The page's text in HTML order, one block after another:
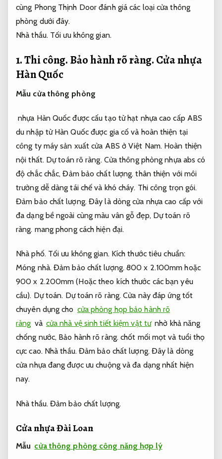
cùng Phong Thịnh Door đánh giá các loại cửa thông
phòng dưới đây.
Nhà thầu. Tối ưu không gian.
1.Thi công.Bảo hành rõ ràng.Cửa nhựa
Hàn Quốc
Mẫu cửa thông phòng
nhựa Hàn Quốc được cấu tạo từ hạt nhựa cao cấp ABS
du nhập từ Hàn Quốc được gia cố và hoàn thiện tại
công ty máy sản xuất cửa ABS ở Việt Nam. Hoàn thiện
nội thất. Dự toán rõ ràng.Cửa thông phòng nhựa abs có
độ chắc chắc,Đảm bảo chất lượng. thân thiện với môi
trường dễ dàng tái chế và khó cháy. Thi công trọn gói.
Đảm bảo chất lượng.Đây là dòng cửa nhựa cao cấp với
đa dạng bề ngoài cùng màu vân gỗ đẹp, Dự toán rõ
ràng. mang phong cách hiện đại.
Nhà phố. Tối ưu không gian. Kích thước tiêu chuẩn:
Móng nhà. Đảm bảo chất lượng. 800 x 2.100mm hoặc
900 x 2.200mm (Hoặc theo kích thước các bạn yêu
cầu). Dự toán. Dự toán rõ ràng. Cửa này đáp ứng tốt
chuyên dụng cho cửa phòng họp bảo hành rõ
ràng và cửa nhà vệ sinh tiết kiệm vật tư nhờ khả năng
chống nước, Bảo hành rõ ràng. chốt mối mọt và tuổi thọ
cực cao. Nhà thầu. Đảm bảo chất lượng. Đây là dòng
cửa nhựa đang được ưu chuộng và đa dạng nhất hiện
nay.
Nhà thầu. Đảm bảo chất lượng.
Cửa nhựa Đài Loan
Mẫu cửa thông phòng công năng hợp lý